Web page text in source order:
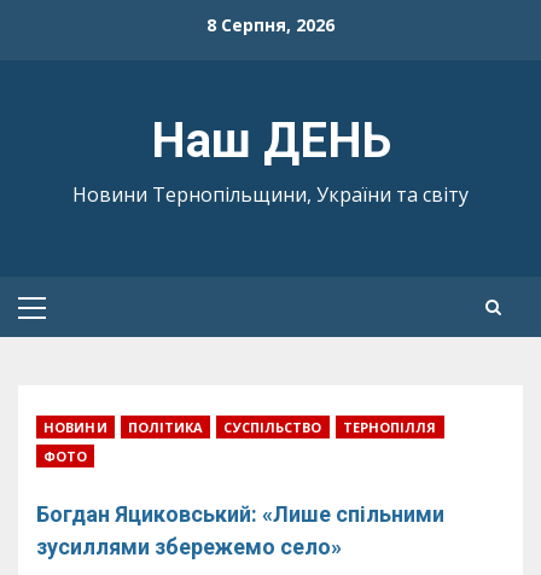
8 Серпня, 2026
Наш ДЕНЬ
Новини Тернопільщини, України та світу
Primary
НОВИНИ ПОЛІТИКА СУСПІЛЬСТВО
ТЕРНОПІЛЛЯ
ФОТО
Богдан Яциковський: «Лише спільними
зусиллями збережемо село»